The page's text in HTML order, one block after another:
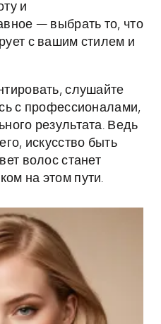
и
— выбрать то, что
с вашим стилем и
слушайте
с профессионалами,
результата. Ведь
искусство быть
волос станет
на этом пути.